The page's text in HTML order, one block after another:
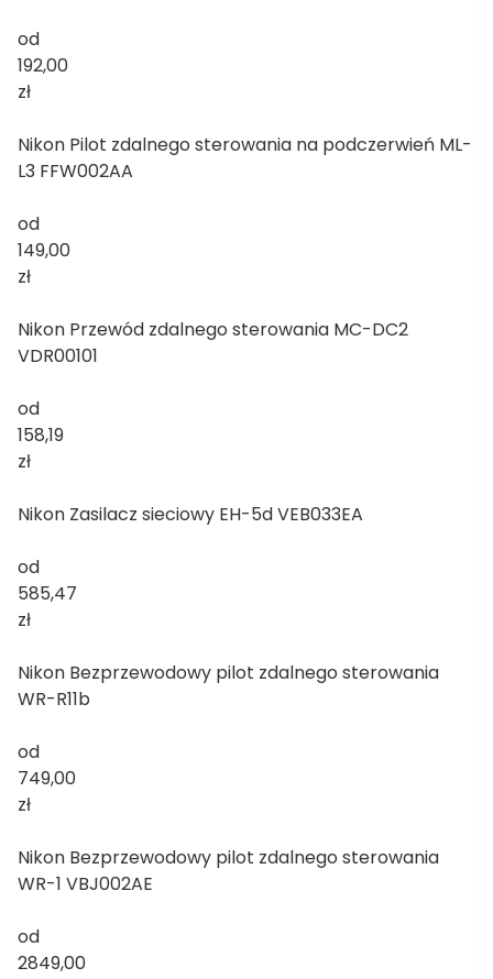
od
192,00
zł
Nikon Pilot zdalnego sterowania na podczerwień ML-
L3 FFW002AA
od
149,00
zł
Nikon Przewód zdalnego sterowania MC-DC2
VDR00101
od
158,19
zł
Nikon Zasilacz sieciowy EH-5d VEB033EA
od
585,47
zł
Nikon Bezprzewodowy pilot zdalnego sterowania
WR-R11b
od
749,00
zł
Nikon Bezprzewodowy pilot zdalnego sterowania
WR-1 VBJ002AE
od
2849,00